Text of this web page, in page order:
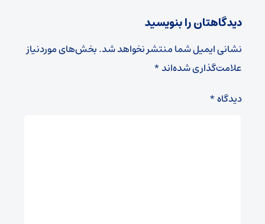
دیدگاهتان را بنویسید
نشانی ایمیل شما منتشر نخواهد شد.بخش‌های موردنیاز
علامت‌گذاری شده‌اند*
دیدگاه*